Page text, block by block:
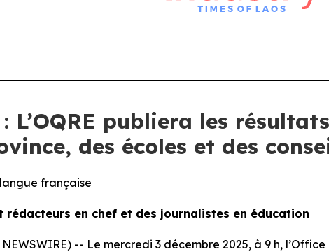
L’OQRE publiera les
des écoles et des
française
rédacteurs en chef et des journalistes en éducation
NEWSWIRE) -- Le mercredi 3 décembre 2025, à 9 h,